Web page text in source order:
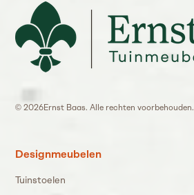
©2026Ernst Baas. Alle rechten voorbehouden.
Designmeubelen
Tuinstoelen